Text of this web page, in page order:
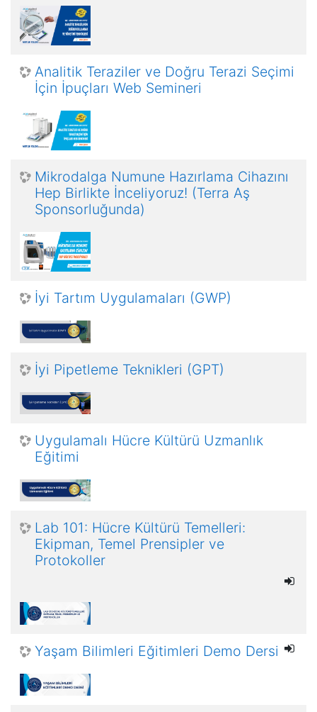
Analitik Teraziler ve Doğru Terazi Seçimi
İçin İpuçları Web Semineri
Mikrodalga Numune Hazırlama Cihazını
Hep Birlikte İnceliyoruz! (Terra Aş
Sponsorluğunda)
İyi Tartım Uygulamaları (GWP)
İyi Pipetleme Teknikleri (GPT)
Uygulamalı Hücre Kültürü Uzmanlık
Eğitimi
Lab 101: Hücre Kültürü Temelleri:
Ekipman, Temel Prensipler ve
Protokoller
Yaşam Bilimleri Eğitimleri Demo Dersi